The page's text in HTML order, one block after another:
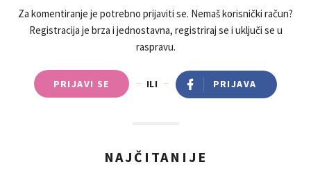
Za komentiranje je potrebno prijaviti se. Nemaš korisnički račun?
Registracija je brza i jednostavna, registriraj se i uključi se u
raspravu.
PRIJAVI SE ILI PRIJAVA
NAJČITANIJE